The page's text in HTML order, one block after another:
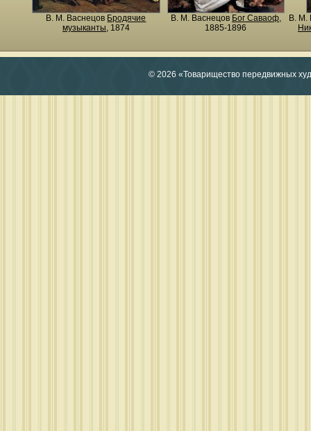
В. М. Васнецов Бродячие
музыканты, 1874
В. М. Васнецов Бог Саваоф,
1885-1896
В. М.
© 2026 «Товарищество передвижных